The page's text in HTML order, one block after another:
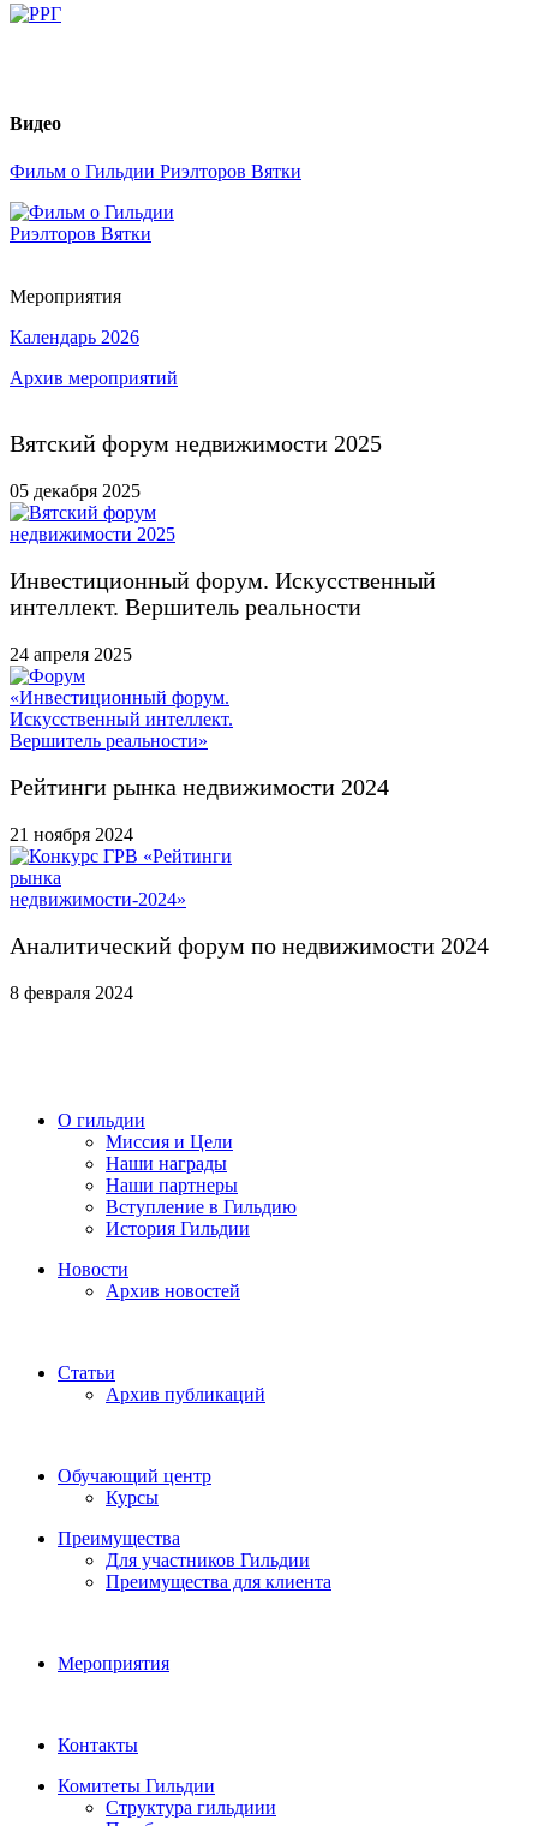
Видео
Фильм о Гильдии Риэлторов Вятки
Мероприятия
Календарь 2026
Архив мероприятий
Вятский форум недвижимости 2025
05 декабря 2025
Инвестиционный форум. Искусственный
интеллект. Вершитель реальности
24 апреля 2025
Рейтинги рынка недвижимости 2024
21 ноября 2024
Аналитический форум по недвижимости 2024
8 февраля 2024
О гильдии
Миссия и Цели
Наши награды
Наши партнеры
Вступление в Гильдию
История Гильдии
Новости
Архив новостей
Статьи
Архив публикаций
Обучающий центр
Курсы
Преимущества
Для участников Гильдии
Преимущества для клиента
Мероприятия
Контакты
Комитеты Гильдии
Структура гильдиии